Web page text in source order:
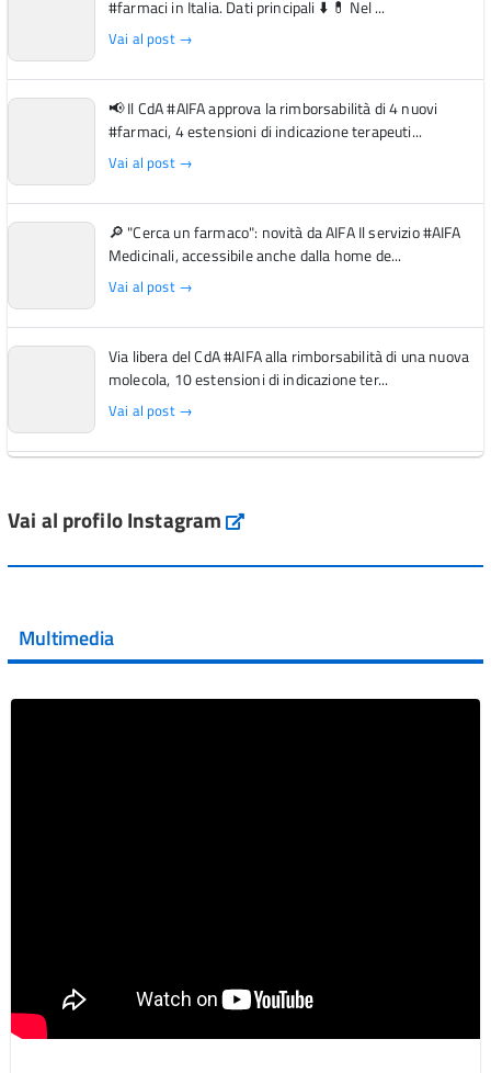
#farmaci in Italia. Dati principali ⬇️ 💊 Nel ...
Vai al post →
📢 Il CdA #AIFA approva la rimborsabilità di 4 nuovi
#farmaci, 4 estensioni di indicazione terapeuti...
Vai al post →
🔎 "Cerca un farmaco": novità da AIFA Il servizio #AIFA
Medicinali, accessibile anche dalla home de...
Vai al post →
Via libera del CdA #AIFA alla rimborsabilità di una nuova
molecola, 10 estensioni di indicazione ter...
Vai al post →
Vai al post →
Vai al post →
Vai al profilo Instagram Instagram
Multimedia